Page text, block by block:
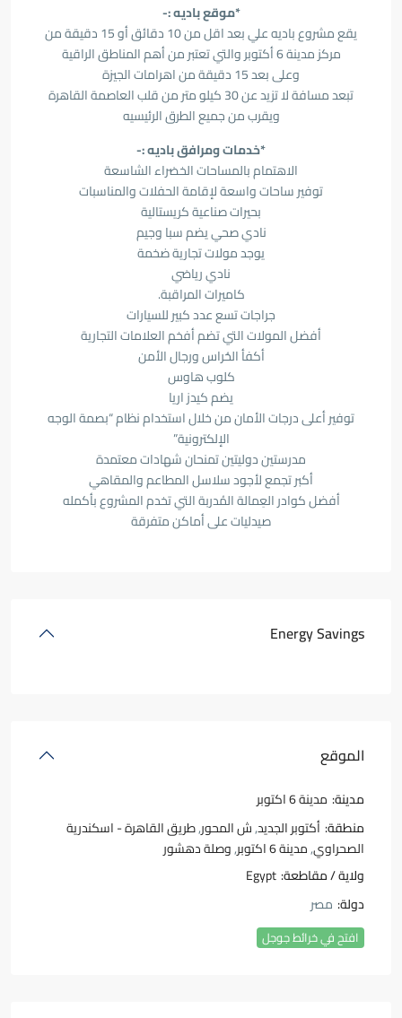
*موقع باديه :-
يقع مشروع باديه علي بعد اقل من 10 دقائق أو 15 دقيقة من
مركز مدينة 6 أكتوبر والتي تعتبر من أهم المناطق الراقية
وعلى بعد 15 دقيقة من اهرامات الجيزة
تبعد مسافة لا تزيد عن 30 كيلو متر من قلب العاصمة القاهرة
ويقرب من جميع الطرق الرئيسيه
*خدمات ومرافق باديه :-
الاهتمام بالمساحات الخضراء الشاسعة
توفير ساحات واسعة لإقامة الحفلات والمناسبات
بحيرات صناعية كريستالية
نادي صحي يضم سبا وجيم
يوجد مولات تجارية ضخمة
نادي رياضي
كاميرات المراقبة.
جراجات تسع عدد كبير للسيارات
أفضل المولات التي تضم أفخم العلامات التجارية
أكفأ الحُراس ورجال الأمن
كلوب هاوس
يضم كيدز اريا
توفير أعلى درجات الأمان من خلال استخدام نظام “بصمة الوجه
الإلكترونية”
مدرستين دوليتين تمنحان شهادات معتمدة
أكبر تجمع لأجود سلاسل المطاعم والمقاهي
أفضل كوادر العِمالة المُدربة التي تخدم المشروع بأكمله
صيدليات على أماكن متفرقة
Energy Savings
الموقع
مدينة: مدينة 6 اكتوبر
منطقة: أكتوبر الجديد,ش المحور,طريق القاهرة - اسكندرية
الصحراوي,مدينة 6 اكتوبر ,وصلة دهشور
ولاية / مقاطعة: Egypt
دولة: مصر
افتح في خرائط جوجل